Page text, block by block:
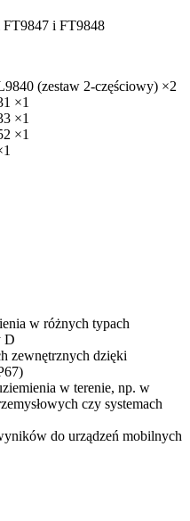
FT9847 i FT9848
(zestaw 2-częściowy) ×2
×1
×1
×1
w różnych typach
D
zewnętrznych dzięki
w terenie, np. w
czy systemach
do urządzeń mobilnych